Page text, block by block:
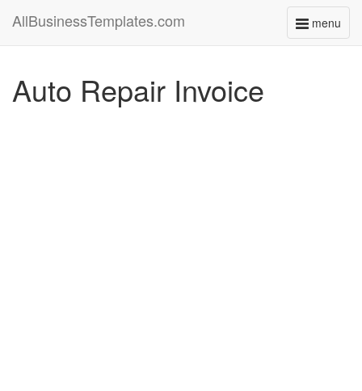
menu
Toggle
AllBusinessTemplates.com
Auto Repair Invoice